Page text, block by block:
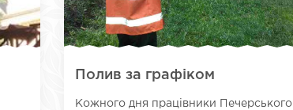
Полив за графіком
Кожного дня працівники Печерського